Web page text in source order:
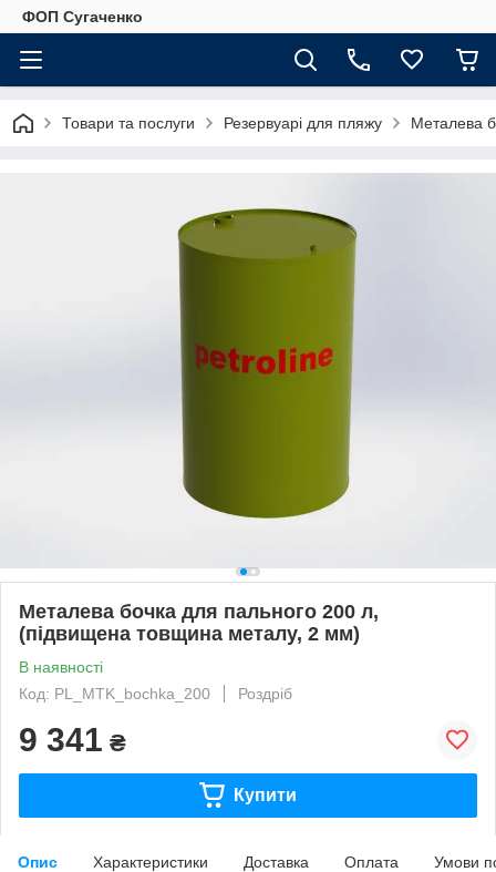
ФОП Сугаченко
Товари та послуги Резервуарі для пляжу Металева
Металева бочка для пального 200 л,
(підвищена товщина металу, 2 мм)
В наявності
Код: PL_MTK_bochka_200
Роздріб
9 341 ₴
Купити
Опис Характеристики Доставка Оплата Умови